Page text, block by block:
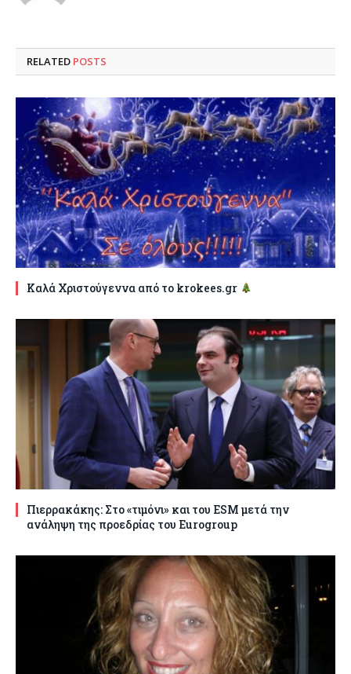
RELATED POSTS
Καλά Χριστούγεννα από το krokees.gr
Πιερρακάκης: Στο «τιμόνι» και του ESM μετά την
ανάληψη της προεδρίας του Eurogroup